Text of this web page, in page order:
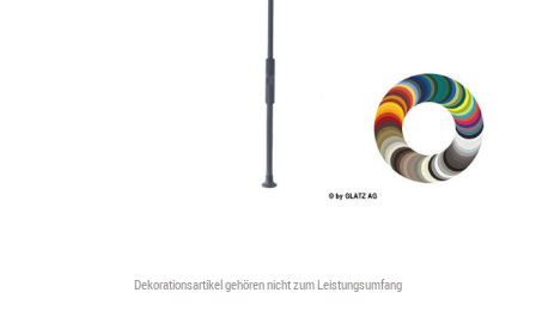
Dekorationsartikel gehören nicht zum Leistungsumfang